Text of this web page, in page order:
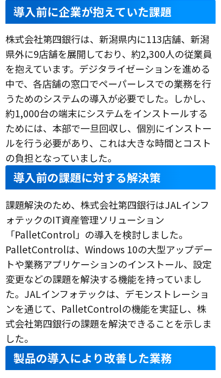
導入前に企業が抱えていた課題
株式会社第四銀行は、新潟県内に113店舗、新潟
県外に9店舗を展開しており、約2,300人の従業員
を抱えています。デジタライゼーションを進める
中で、各店舗の窓口でペーパーレスでの業務を行
うためのシステムの導入が必要でした。しかし、
約1,000台の端末にシステムをインストールする
ためには、本部で一旦回収し、個別にインストー
ルを行う必要があり、これは大きな時間とコスト
の負担となっていました。
導入前の課題に対する解決策
課題解決のため、株式会社第四銀行はJALインフ
ォテックのIT資産管理ソリューション
「PalletControl」の導入を検討しました。
PalletControlは、Windows 10の大型アップデー
トや業務アプリケーションのインストール、設定
変更などの課題を解決する機能を持っていまし
た。JALインフォテックは、デモンストレーショ
ンを通じて、PalletControlの機能を実証し、株
式会社第四銀行の課題を解決できることを示しま
した。
製品の導入により改善した業務